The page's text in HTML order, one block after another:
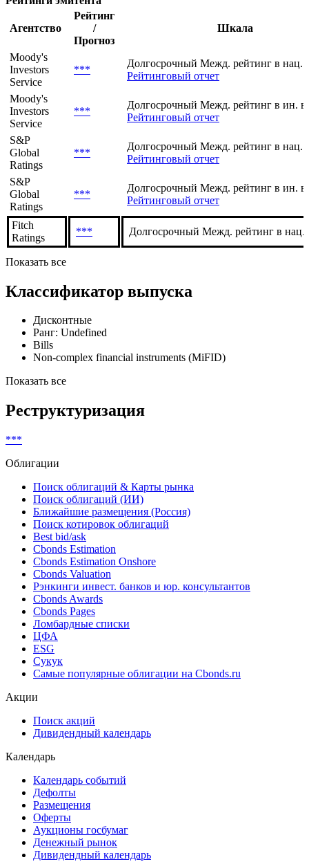
Показывать отозванные рейтинги
Рейтинги эмитента
Агентство Шкала
Moody's
Investors
Service
***
Долгосрочный Межд. рейтинг в нац.
Рейтинговый отчет
Moody's
Investors
Service
***
Долгосрочный Межд. рейтинг в ин.
Рейтинговый отчет
S&P
Global
Ratings
***
Долгосрочный Межд. рейтинг в нац.
Рейтинговый отчет
S&P
Global
Долгосрочный Межд. рейтинг в ин.
Рейтинговый отчет
Ratings
Классификатор выпуска
Ранг: Undefined
Реструктуризация
Облигации
Поиск облигаций & Карты рынка
Поиск облигаций (ИИ)
Ближайшие размещения (Россия)
Поиск котировок облигаций
Best bid/ask
Cbonds Estimation
Cbonds Estimation Onshore
Cbonds Valuation
Рэнкинги инвест. банков и юр. консультантов
Cbonds Awards
Cbonds Pages
Ломбардные списки
ESG
Самые популярные облигации на Cbonds.ru
Дивидендный календарь
Календарь
Календарь событий
Дефолты
Размещения